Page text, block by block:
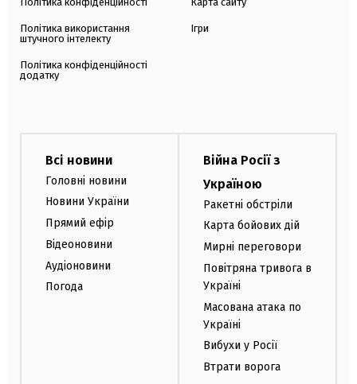
Політика використання
штучного інтелекту
Політика конфіденційності
додатку
Ігри
Всі новини
Головні новини
Новини України
Прямий ефір
Відеоновини
Аудіоновини
Погода
Війна Росії з
Україною
Ракетні обстріли
Карта бойових дій
Мирні переговори
Повітряна тривога в
Україні
Масована атака по
Україні
Вибухи у Росії
Втрати ворога